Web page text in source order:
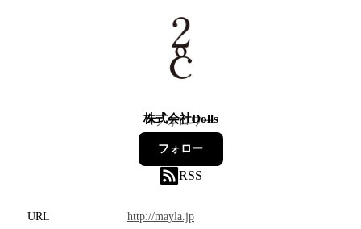
株式会社Dolls
4フォロワー
フォロー
RSS
URL
http://mayla.jp